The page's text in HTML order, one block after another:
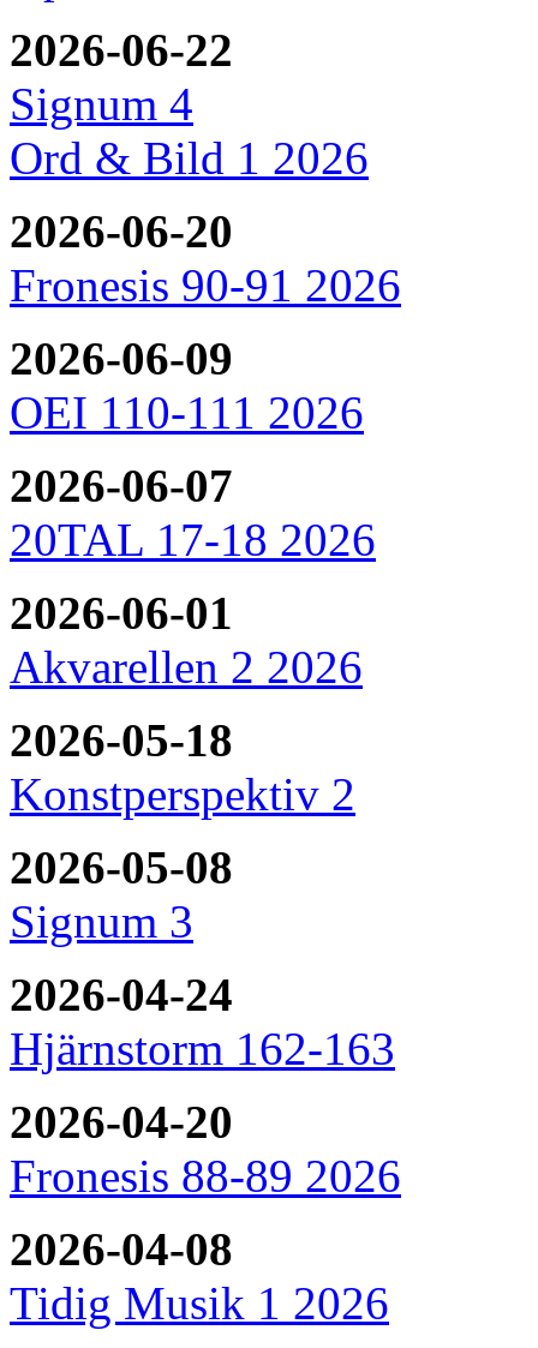
2026-06-22
Signum 4
Ord & Bild 1 2026
2026-06-20
Fronesis 90-91 2026
2026-06-09
OEI 110-111 2026
2026-06-07
20TAL 17-18 2026
2026-06-01
Akvarellen 2 2026
2026-05-18
Konstperspektiv 2
2026-05-08
Signum 3
2026-04-24
Hjärnstorm 162-163
2026-04-20
Fronesis 88-89 2026
2026-04-08
Tidig Musik 1 2026